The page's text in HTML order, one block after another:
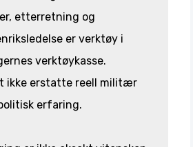
etterretning og
er verktøy i
verktøykasse.
ikke erstatte reell militær
erfaring.